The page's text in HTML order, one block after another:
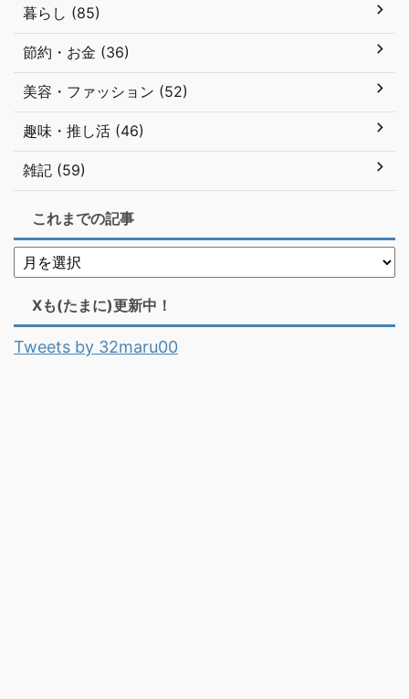
暮らし (85)
節約・お金 (36)
美容・ファッション (52)
趣味・推し活 (46)
雑記 (59)
これまでの記事
Xも(たまに)更新中！
Tweets by 32maru00